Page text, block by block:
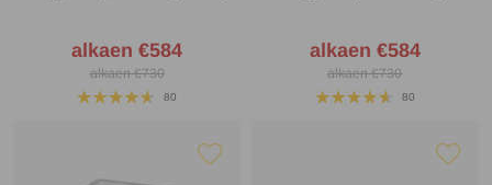
alkaen €584
alkaen €730
80
alkaen €584
alkaen €730
80